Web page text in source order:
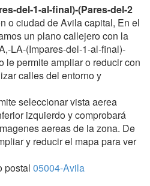
del-1-al-final)-(Pares-del-2
o ciudad de Avila capital, En el
un plano callejero con la
LA-(Impares-del-1-al-final)-
le permite ampliar o reducir con
calles del entorno y
seleccionar vista aerea
izquierdo y comprobará
aereas de la zona. De
y reducir el mapa para ver
postal 05004-Avila